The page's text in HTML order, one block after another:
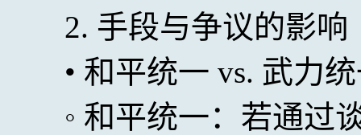
2. 手段与争议的影响
• 和平统一 vs. 武力
◦ 和平统一：若通过